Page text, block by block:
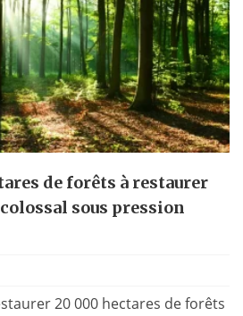
de forêts à restaurer
sous pression
20 000 hectares de forêts